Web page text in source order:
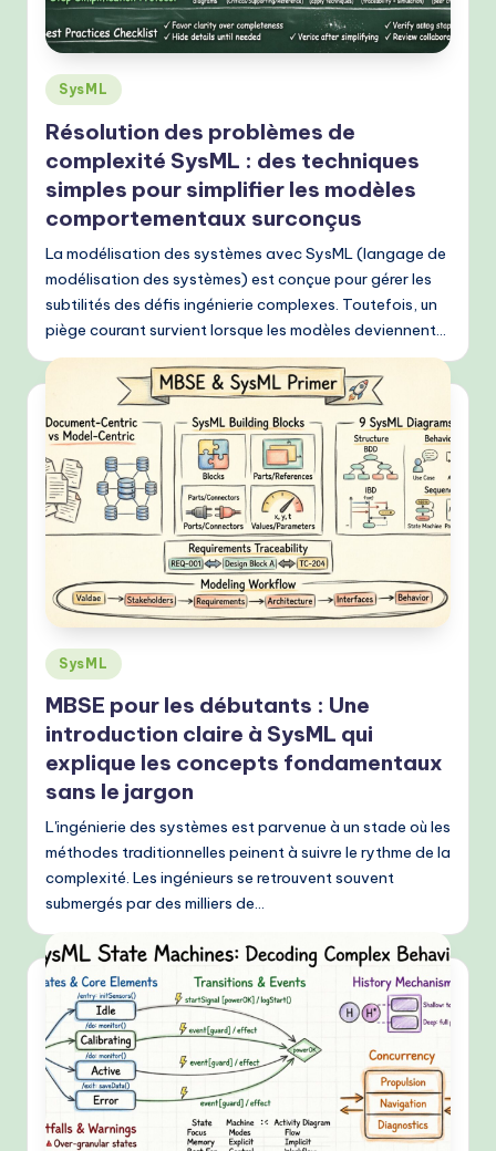
-
P
o
v
e
n
A
W
r
k
fl
w
s
&
M
o
d
e
rn
T
e
c
h
M
e
h
Posted
in
SysML
Résolution des problèmes de
complexité SysML : des techniques
simples pour simplifier les modèles
comportementaux surconçus
La modélisation des systèmes avec SysML (langage de
modélisation des systèmes) est conçue pour gérer les
subtilités des défis ingénierie complexes. Toutefois, un
piège courant survient lorsque les modèles deviennent…
Posted
in
SysML
MBSE pour les débutants : Une
introduction claire à SysML qui
explique les concepts fondamentaux
sans le jargon
L'ingénierie des systèmes est parvenue à un stade où les
méthodes traditionnelles peinent à suivre le rythme de la
complexité. Les ingénieurs se retrouvent souvent
submergés par des milliers de…